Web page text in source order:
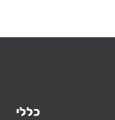
כללי